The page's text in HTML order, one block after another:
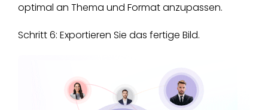
optimal an Thema und Format anzupassen.
Schritt 6: Exportieren Sie das fertige Bild.